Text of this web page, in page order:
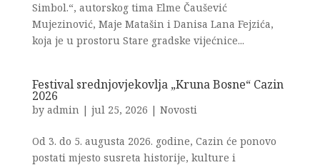
Simbol.“, autorskog tima Elme Čaušević
Mujezinović, Maje Matašin i Danisa Lana Fejzića,
koja je u prostoru Stare gradske vijećnice...
Festival srednjovjekovlja „Kruna Bosne“ Cazin
2026
by admin| jul 25, 2026 | Novosti
Od 3. do 5. augusta 2026. godine, Cazin će ponovo
postati mjesto susreta historije, kulture i